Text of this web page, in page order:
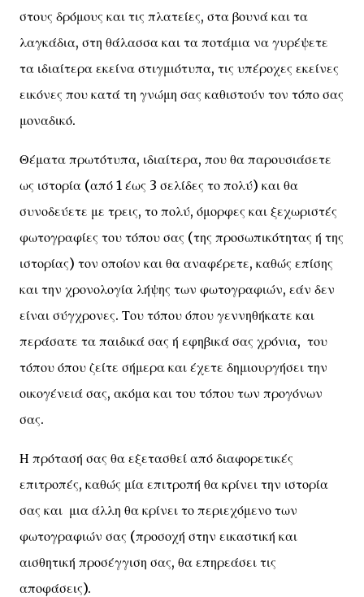
στους δρόμους και τις πλατείες, στα βουνά και τα
λαγκάδια, στη θάλασσα και τα ποτάμια να γυρέψετε
τα ιδιαίτερα εκείνα στιγμιότυπα, τις υπέροχες εκείνες
εικόνες που κατά τη γνώμη σας καθιστούν τον τόπο σας
μοναδικό.
Θέματα πρωτότυπα, ιδιαίτερα, που θα παρουσιάσετε
ως ιστορία (από 1 έως 3 σελίδες το πολύ) και θα
συνοδεύετε με τρεις, το πολύ, όμορφες και ξεχωριστές
φωτογραφίες του τόπου σας (της προσωπικότητας ή της
ιστορίας) τον οποίον και θα αναφέρετε, καθώς επίσης
και την χρονολογία λήψης των φωτογραφιών, εάν δεν
είναι σύγχρονες. Του τόπου όπου γεννηθήκατε και
περάσατε τα παιδικά σας ή εφηβικά σας χρόνια, του
τόπου όπου ζείτε σήμερα και έχετε δημιουργήσει την
οικογένειά σας, ακόμα και του τόπου των προγόνων
σας.
Η πρότασή σας θα εξετασθεί από διαφορετικές
επιτροπές, καθώς μία επιτροπή θα κρίνει την ιστορία
σας και μια άλλη θα κρίνει το περιεχόμενο των
φωτογραφιών σας (προσοχή στην εικαστική και
αισθητική προσέγγιση σας, θα επηρεάσει τις
αποφάσεις).